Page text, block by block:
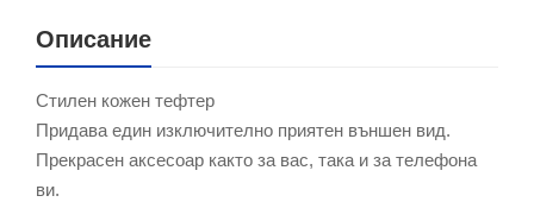
Описание
Стилен кожен тефтер
Придава един изключително приятен външен вид.
Прекрасен аксесоар както за вас, така и за телефона
ви.